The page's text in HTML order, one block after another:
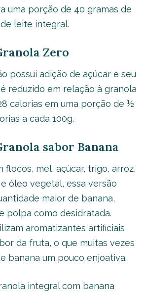
uma porção de 40 gramas de
leite integral.
Zero
possui adição de açúcar e seu
reduzido em relação à granola
calorias em uma porção de ½
a cada 100g.
sabor Banana
flocos, mel, açúcar, trigo, arroz,
óleo vegetal, essa versão
maior de banana,
polpa como desidratada.
aromatizantes artificiais
da fruta, o que muitas vezes
banana um pouco enjoativa.
integral com banana